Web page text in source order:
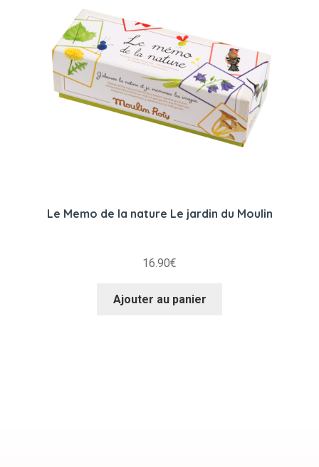
Le Memo de la nature Le jardin du Moulin
16.90€
Ajouter au panier